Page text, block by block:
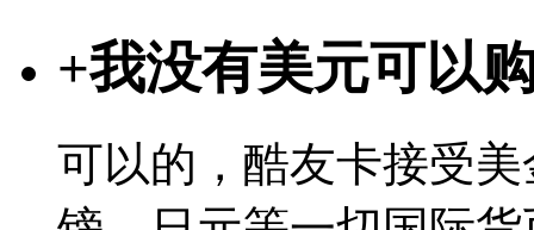
+我没有美元可以
可以的，酷友卡接受